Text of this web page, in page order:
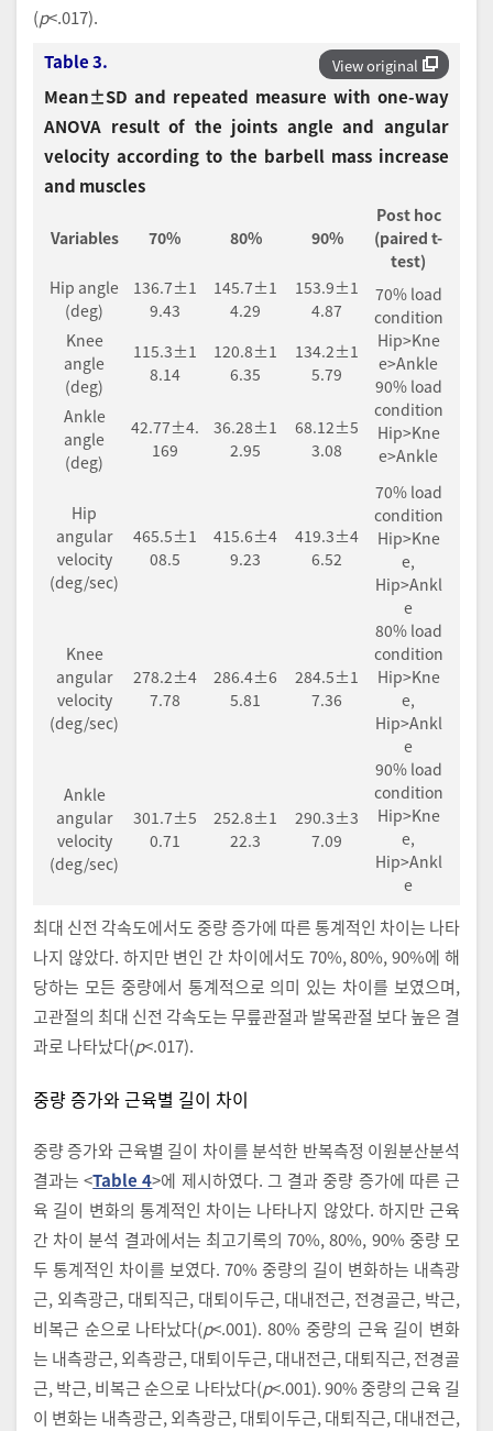
(p<.017).
View original
Table 3.
Mean±SD and repeated measure with one-way
ANOVA result of the joints angle and angular
velocity according to the barbell mass increase
and muscles
Variables 70% 80% 90%
Post hoc
(paired t-
test)
Hip angle
(deg)
136.7±1
9.43
145.7±1
4.29
153.9±1
4.87
70% load
condition
Hip>Kne
e>Ankle
90% load
condition
Hip>Kne
e>Ankle
Knee
angle
(deg)
115.3±1
8.14
120.8±1
6.35
134.2±1
5.79
Ankle
angle
(deg)
42.77±4.
169
36.28±1
2.95
68.12±5
3.08
Hip
angular
velocity
(deg/sec)
465.5±1
08.5
415.6±4
9.23
419.3±4
6.52
70% load
condition
Hip>Kne
e,
Hip>Ankl
e
80% load
condition
Hip>Kne
e,
Hip>Ankl
e
90% load
condition
Hip>Kne
e,
Hip>Ankl
e
Knee
angular
velocity
(deg/sec)
278.2±4
7.78
286.4±6
5.81
284.5±1
7.36
Ankle
angular
velocity
(deg/sec)
301.7±5
0.71
252.8±1
22.3
290.3±3
7.09
최대 신전 각속도에서도 중량 증가에 따른 통계적인 차이는 나타
나지 않았다. 하지만 변인 간 차이에서도 70%, 80%, 90%에 해
당하는 모든 중량에서 통계적으로 의미 있는 차이를 보였으며,
고관절의 최대 신전 각속도는 무릎관절과 발목관절 보다 높은 결
과로 나타났다(p<.017).
중량 증가와 근육별 길이 차이
중량 증가와 근육별 길이 차이를 분석한 반복측정 이원분산분석
결과는 <Table 4>에 제시하였다. 그 결과 중량 증가에 따른 근
육 길이 변화의 통계적인 차이는 나타나지 않았다. 하지만 근육
간 차이 분석 결과에서는 최고기록의 70%, 80%, 90% 중량 모
두 통계적인 차이를 보였다. 70% 중량의 길이 변화하는 내측광
근, 외측광근, 대퇴직근, 대퇴이두근, 대내전근, 전경골근, 박근,
비복근 순으로 나타났다(p<.001). 80% 중량의 근육 길이 변화
는 내측광근, 외측광근, 대퇴이두근, 대내전근, 대퇴직근, 전경골
근, 박근, 비복근 순으로 나타났다(p<.001). 90% 중량의 근육 길
이 변화는 내측광근, 외측광근, 대퇴이두근, 대퇴직근, 대내전근,